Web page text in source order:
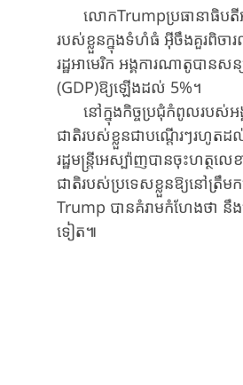
លោក​Trump​ប្រធានាធិបតី​អា
របស់ខ្លួនក្នុង​ទំហំធំ អ៊ី​ចឹង​​គួរ​ពិច
រដ្ឋ​អាមេ​រិក អង្គការណាតូបាន
(GDP)ឱ្យ​ឡើង​ដល់​ 5%។
នៅក្នុងកិច្ចប្រជុំកំពូលរបស់អង្គ
ជាតិរបស់ខ្លួនជា​​បណ្តើរ​ៗ​រហូ
រដ្ឋមន្រ្តីអេ​ស្ប៉ាញ​បាន​ចុះហត្ថល
ជាតិរបស់ប្រទេសខ្លួន​ឱ្យ​នៅ​ត្រឹ
Trump បាន​គំរាម​កំហែ​ង​ថា នឹង​ធ្
ទៀត៕